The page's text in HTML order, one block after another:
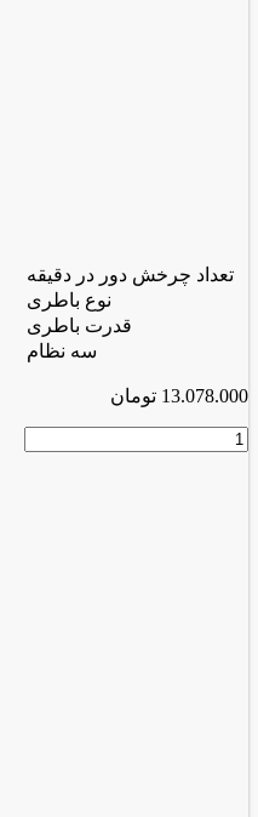
تعداد چرخش دور در دقیقه
نوع باطری
قدرت باطری
سه نظام
13.078.000 تومان
دریل